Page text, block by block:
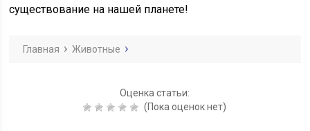
существование на нашей планете!
Главная Животные
Оценка статьи:
(Пока оценок нет)